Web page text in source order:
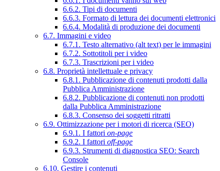
6.6.2. Tipi di documenti
6.6.3. Formato di lettura dei documenti elettronici
6.6.4. Modalità di produzione dei documenti
6.7. Immagini e video
6.7.1. Testo alternativo (alt text) per le immagini
6.7.2. Sottotitoli per i video
6.7.3. Trascrizioni per i video
6.8. Proprietà intellettuale e privacy
6.8.1. Pubblicazione di contenuti prodotti dalla
Pubblica Amministrazione
6.8.2. Pubblicazione di contenuti non prodotti
dalla Pubblica Amministrazione
6.8.3. Consenso dei soggetti ritratti
6.9. Ottimizzazione per i motori di ricerca (SEO)
6.9.1. I fattori on-page
6.9.2. I fattori off-page
6.9.3. Strumenti di diagnostica SEO: Search
Console
6.10. Gestire i contenuti